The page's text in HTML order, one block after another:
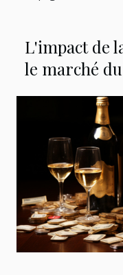
L'impact de
le marché